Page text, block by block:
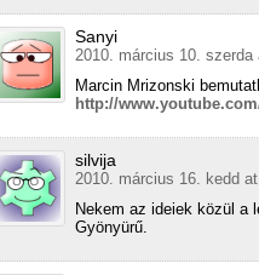
Sanyi
2010. március 10. szerda
Marcin Mrizonski
http://
silvija
2010. március 16. kedd
Nekem az ideiek közül a
Gyönyürű.